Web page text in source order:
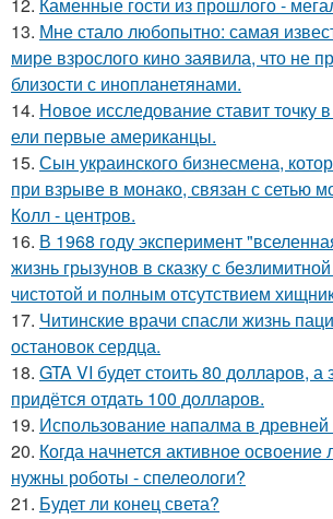
13. Мне стало любопытно: самая
мире взрослого кино заявила, что не
близости с инопланетянами.
14. Новое исследование ставит точку
ели первые американцы.
15. Сын украинского бизнесмена,
при взрыве в монако, связан с сетью
Колл - центров.
16. В 1968 году эксперимент
жизнь грызунов в сказку с
чистотой и полным отсутствием
17. Читинские врачи спасли жизнь
остановок сердца.
18. GTA VI будет стоить 80 долларов,
придётся отдать 100 долларов.
19. Использование напалма в древней
20. Когда начнется активное
нужны роботы - спелеологи?
21. Будет ли конец света?